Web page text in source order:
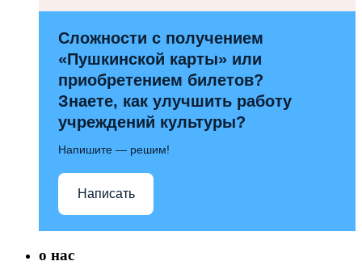
Сложности с получением
«Пушкинской карты» или
приобретением билетов?
Знаете, как улучшить работу
учреждений культуры?
Напишите — решим!
Написать
о нас